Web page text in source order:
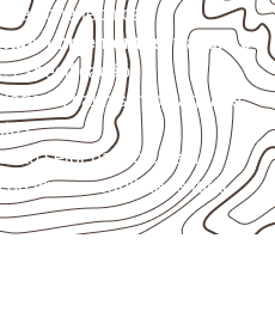
a ficha técnica.
implementos, trailers e
especificação.
caixas, montagem e
ao setor náutico, sem
ou impermeabilidade total.